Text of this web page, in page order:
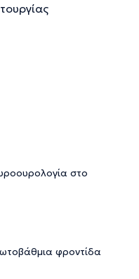
στο
φροντίδα